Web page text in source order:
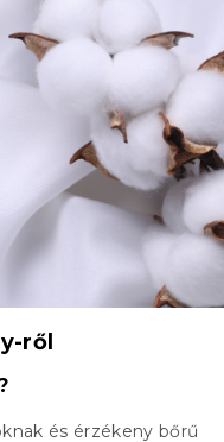
ről
és érzékeny bőrű